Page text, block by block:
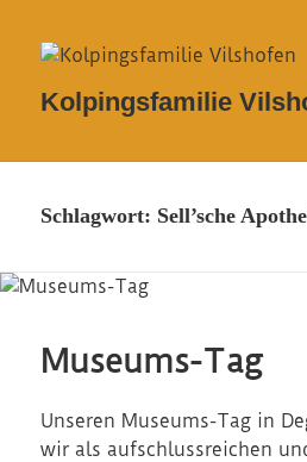
Kolpingsfamilie
Schlagwort: Sell’sche
Museums-Tag
Unseren Museums-Tag in
wir als aufschlussreichen